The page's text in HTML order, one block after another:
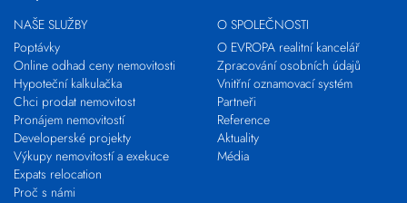
NAŠE SLUŽBY
Poptávky
Online odhad ceny nemovitosti
Hypoteční kalkulačka
Chci prodat nemovitost
Pronájem nemovitostí
Developerské projekty
Výkupy nemovitostí a exekuce
Expats relocation
Proč s námi
O SPOLEČNOSTI
O EVROPA realitní kancelář
Zpracování osobních údajů
Vnitřní oznamovací systém
Partneři
Reference
Aktuality
Média